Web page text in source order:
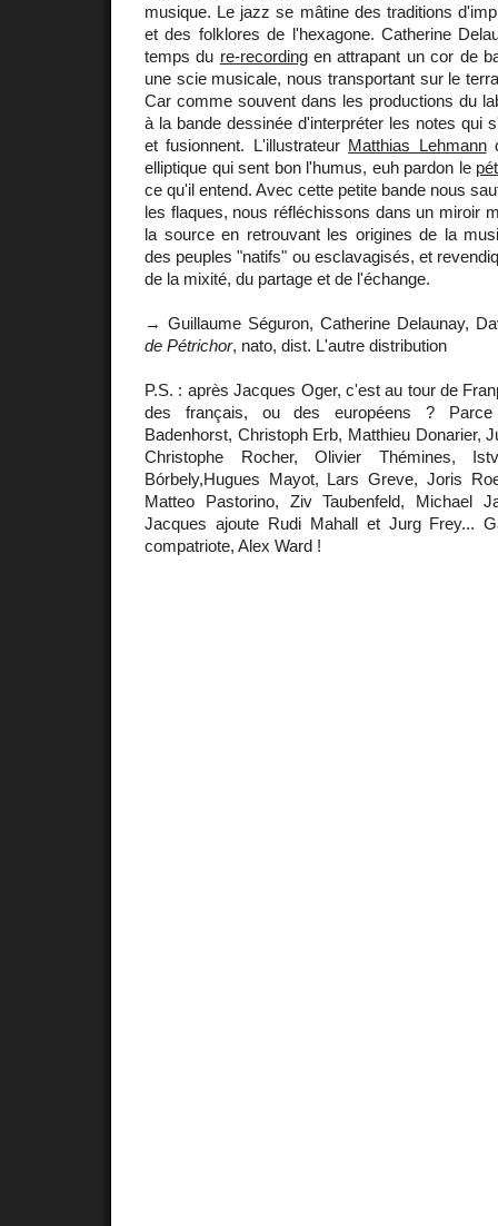
musique. Le jazz se mâtine des traditions
et des folklores de l'hexagone. Catherine
temps du re-recordingen attrapant un cor de
une scie musicale, nous transportant sur le
Car comme souvent dans les productions du
à la bande dessinée d'interpréter les notes qui
et fusionnent. L'illustrateur Matthias Lehmann
elliptique qui sent bon l'humus, euh pardon le
ce qu'il entend. Avec cette petite bande nous
les flaques, nous réfléchissons dans un miroir
la source en retrouvant les origines de la
des peuples "natifs" ou esclavagisés, et
de la mixité, du partage et de l'échange.
→ Guillaume Séguron, Catherine Delaunay,
de Pétrichor, nato, dist. L'autre distribution
P.S. : après Jacques Oger, c'est au tour de
des français, ou des européens ?
Badenhorst, Christoph Erb, Matthieu Donarier,
Christophe Rocher, Olivier Thémines,
Bórbely,Hugues Mayot, Lars Greve, Joris
Matteo Pastorino, Ziv Taubenfeld, Michael
Jacques ajoute Rudi Mahall et Jurg Frey...
compatriote, Alex Ward !